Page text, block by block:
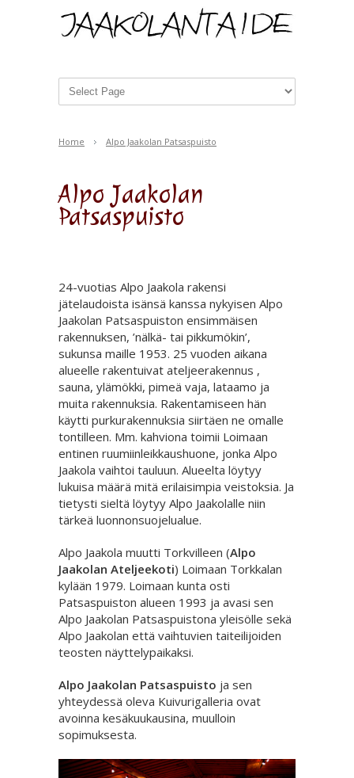
Home Alpo Jaakolan Patsaspuisto
Alpo Jaakolan
Patsaspuisto
24-vuotias Alpo Jaakola rakensi
jätelaudoista isänsä kanssa nykyisen Alpo
Jaakolan Patsaspuiston ensimmäisen
rakennuksen, ’nälkä- tai pikkumökin’,
sukunsa maille 1953. 25 vuoden aikana
alueelle rakentuivat ateljeerakennus ,
sauna, ylämökki, pimeä vaja, lataamo ja
muita rakennuksia. Rakentamiseen hän
käytti purkurakennuksia siirtäen ne omalle
tontilleen. Mm. kahviona toimii Loimaan
entinen ruumiinleikkaushuone, jonka Alpo
Jaakola vaihtoi tauluun. Alueelta löytyy
lukuisa määrä mitä erilaisimpia veistoksia. Ja
tietysti sieltä löytyy Alpo Jaakolalle niin
tärkeä luonnonsuojelualue.
Alpo Jaakola muutti Torkvilleen (Alpo
Jaakolan Ateljeekoti) Loimaan Torkkalan
kylään 1979. Loimaan kunta osti
Patsaspuiston alueen 1993 ja avasi sen
Alpo Jaakolan Patsaspuistona yleisölle sekä
Alpo Jaakolan että vaihtuvien taiteilijoiden
teosten näyttelypaikaksi.
Alpo Jaakolan Patsaspuisto ja sen
yhteydessä oleva Kuivurigalleria ovat
avoinna kesäkuukausina, muulloin
sopimuksesta.